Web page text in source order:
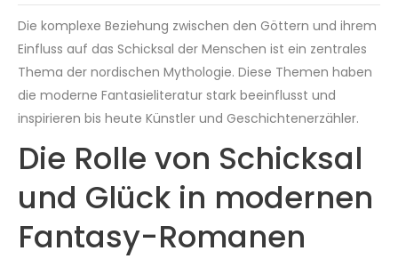
Die komplexe Beziehung zwischen den Göttern und ihrem
Einfluss auf das Schicksal der Menschen ist ein zentrales
Thema der nordischen Mythologie. Diese Themen haben
die moderne Fantasieliteratur stark beeinflusst und
inspirieren bis heute Künstler und Geschichtenerzähler.
Die Rolle von Schicksal
und Glück in modernen
Fantasy-Romanen